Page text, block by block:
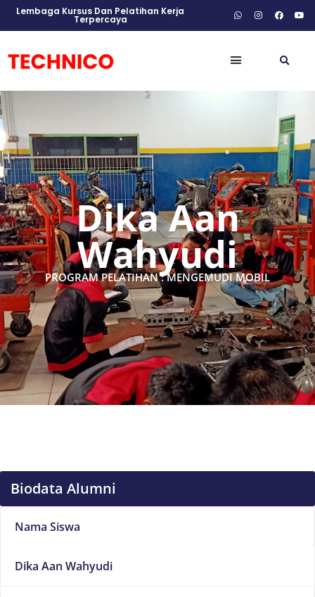
Lembaga Kursus Dan Pelatihan Kerja
Terpercaya
Dika Aan
Wahyudi
PROGRAM PELATIHAN : MENGEMUDI MOBIL
Biodata Alumni
Nama Siswa
Dika Aan Wahyudi